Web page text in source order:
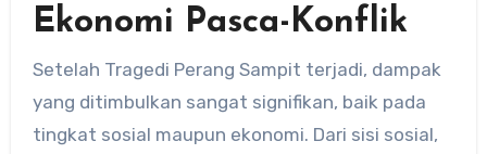
Ekonomi Pasca-Konflik
Setelah Tragedi Perang Sampit terjadi, dampak
yang ditimbulkan sangat signifikan, baik pada
tingkat sosial maupun ekonomi. Dari sisi sosial,